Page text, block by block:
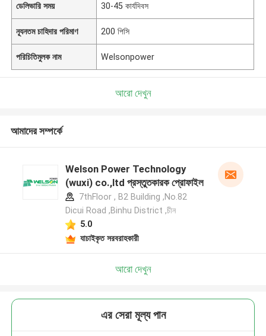
ডেলিভারি সময় 30-45 কার্যদিবস
ন্যূনতম চাহিদার পরিমাণ 200 পিসি
পরিচিতিমুলক নাম Welsonpower
আরো দেখুন
আমাদের সম্পর্কে
Welson Power Technology
(wuxi) co.,ltd প্রস্তুতকারক প্রোফাইল
7thFloor , B2 Building ,No.82
Dicui Road ,Binhu District ,চীন
5.0
যাচাইকৃত সরবরাহকারী
আরো দেখুন
এর সেরা মূল্য পান